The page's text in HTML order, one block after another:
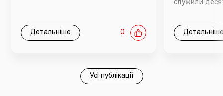
Детальніше 0
служили
Детальніше
Усі публікації